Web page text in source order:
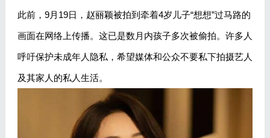
此前，9月19日，赵丽颖被拍到牵着4岁儿子“想想”过马路的
画面在网络上传播。这已是数月内孩子多次被偷拍。许多人
呼吁保护未成年人隐私，希望媒体和公众不要私下拍摄艺人
及其家人的私人生活。